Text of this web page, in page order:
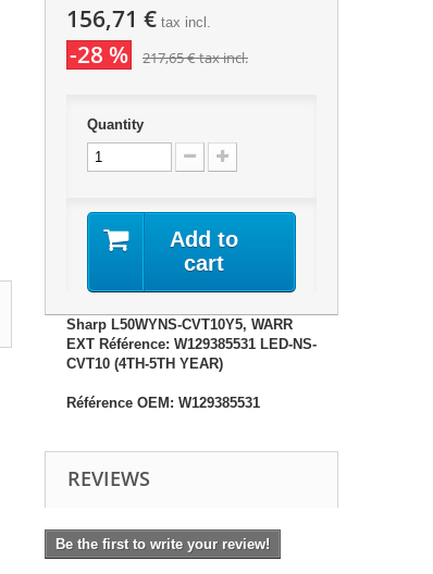
156,71 €tax incl.
-28 % 217,65 €tax incl.
Quantity
Add to
cart
Sharp L50WYNS-CVT10Y5, WARR
EXT Référence: W129385531 LED-NS-
CVT10 (4TH-5TH YEAR)
Référence OEM: W129385531
REVIEWS
Be the first to write your review!